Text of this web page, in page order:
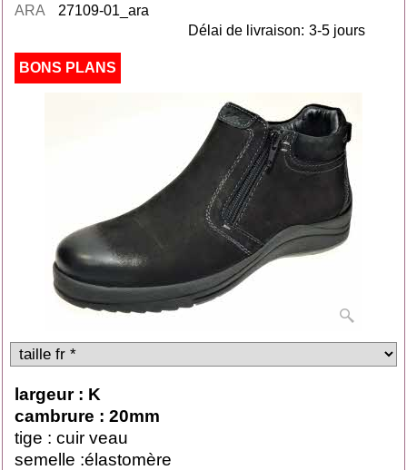
ARA
27109-01_ara
Délai de livraison: 3-5 jours
BONS PLANS
largeur : K
cambrure : 20mm
tige : cuir veau
semelle :élastomère